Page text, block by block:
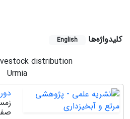
کلیدواژه‌ها English
distribution
Urmia
دوره 71،